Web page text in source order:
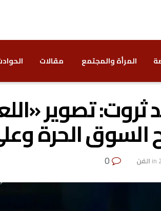
‏المرأة والمجتمع ‏ مقالات
تصوير
السوق الحرة
in الفن